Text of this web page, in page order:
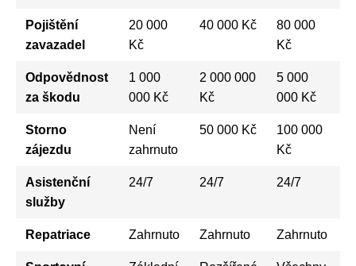
Pojištění
zavazadel
20 000
Kč
40 000 Kč
80 000
Kč
Odpovědnost
za škodu
1 000
000 Kč
2 000 000
Kč
5 000
000 Kč
Storno
zájezdu
Není
zahrnuto
50 000 Kč
100 000
Kč
Asistenční
služby
24/7 24/7 24/7
Repatriace Zahrnuto Zahrnuto Zahrnuto